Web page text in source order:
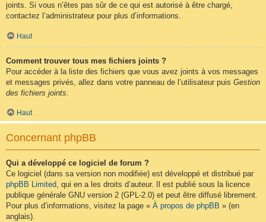
joints. Si vous n’êtes pas sûr de ce qui est autorisé à être chargé,
contactez l’administrateur pour plus d’informations.
Haut
Comment trouver tous mes fichiers joints ?
Pour accéder à la liste des fichiers que vous avez joints à vos messages
et messages privés, allez dans votre panneau de l’utilisateur puis Gestion
des fichiers joints
Haut
Concernant phpBB
Qui a développé ce logiciel de forum ?
Ce logiciel (dans sa version non modifiée) est développé et distribué par
phpBB Limited, qui en a les droits d’auteur. Il est publié sous la licence
publique générale GNU version 2 (GPL-2.0) et peut être diffusé librement.
Pour plus d’informations, visitez la page « À propos de phpBB » (en
anglais).